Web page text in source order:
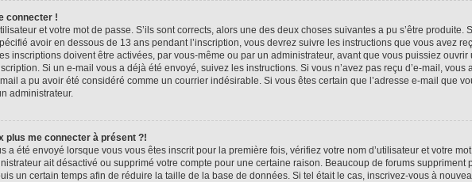
connecter !
et votre mot de passe. S’ils sont corrects, alors une des deux choses suivantes a pu s’être produite.
avoir en dessous de 13 ans pendant l’inscription, vous devrez suivre les instructions que vous avez
inscriptions doivent être activées, par vous-même ou par un administrateur, avant que vous puissiez ouvrir
Si un e-mail vous a déjà été envoyé, suivez les instructions. Si vous n’avez pas reçu d’e-mail, vous
a pu avoir été considéré comme un courrier indésirable. Si vous êtes certain que l’adresse e-mail que
administrateur.
plus me connecter à présent ?!
a été envoyé lorsque vous vous êtes inscrit pour la première fois, vérifiez votre nom d’utilisateur et votre
ait désactivé ou supprimé votre compte pour une certaine raison. Beaucoup de forums suppriment
un certain temps afin de réduire la taille de la base de données. Si tel était le cas, inscrivez-vous à